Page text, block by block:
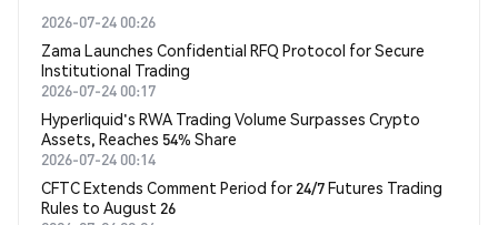
2026-07-24 00:26
Zama Launches Confidential RFQ Protocol for Secure
Institutional Trading
2026-07-24 00:17
Hyperliquid's RWA Trading Volume Surpasses Crypto
Assets, Reaches 54% Share
2026-07-24 00:14
CFTC Extends Comment Period for 24/7 Futures Trading
Rules to August 26